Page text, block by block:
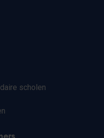
scholen